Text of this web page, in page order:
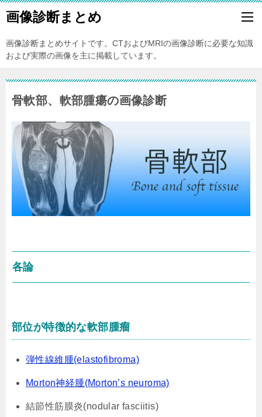
画像診断まとめ
画像診断まとめサイトです。CTおよびMRIの画像診断に必要な知識
および実際の画像を主に掲載しています。
骨軟部、軟部腫瘍の画像診断
各論
部位が特徴的な軟部腫瘤
弾性線維腫(elastofibroma)
Morton神経腫(Morton’s neuroma)
結節性筋膜炎(nodular fasciitis)